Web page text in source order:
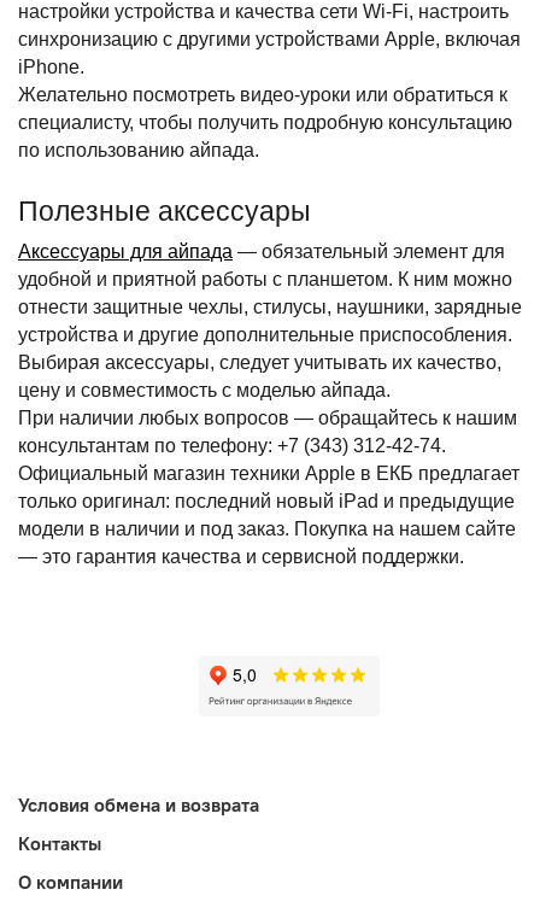
настройки устройства и качества сети Wi‑Fi, настроить
синхронизацию с другими устройствами Apple, включая
iPhone.
Желательно посмотреть видео-уроки или обратиться к
специалисту, чтобы получить подробную консультацию
по использованию айпада.
Полезные аксессуары
Аксессуары для айпада — обязательный элемент для
удобной и приятной работы с планшетом. К ним можно
отнести защитные чехлы, стилусы, наушники, зарядные
устройства и другие дополнительные приспособления.
Выбирая аксессуары, следует учитывать их качество,
цену и совместимость с моделью айпада.
При наличии любых вопросов — обращайтесь к нашим
консультантам по телефону: +7 (343) 312-42-74.
Официальный магазин техники Apple в ЕКБ предлагает
только оригинал: последний новый iPad и предыдущие
модели в наличии и под заказ. Покупка на нашем сайте
— это гарантия качества и сервисной поддержки.
Условия обмена и возврата
Контакты
О компании